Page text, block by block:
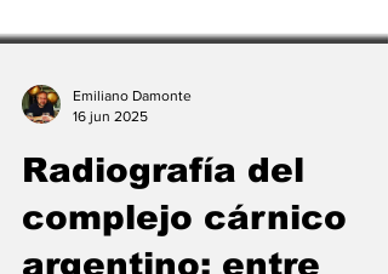
Radiografía del
complejo cárnico